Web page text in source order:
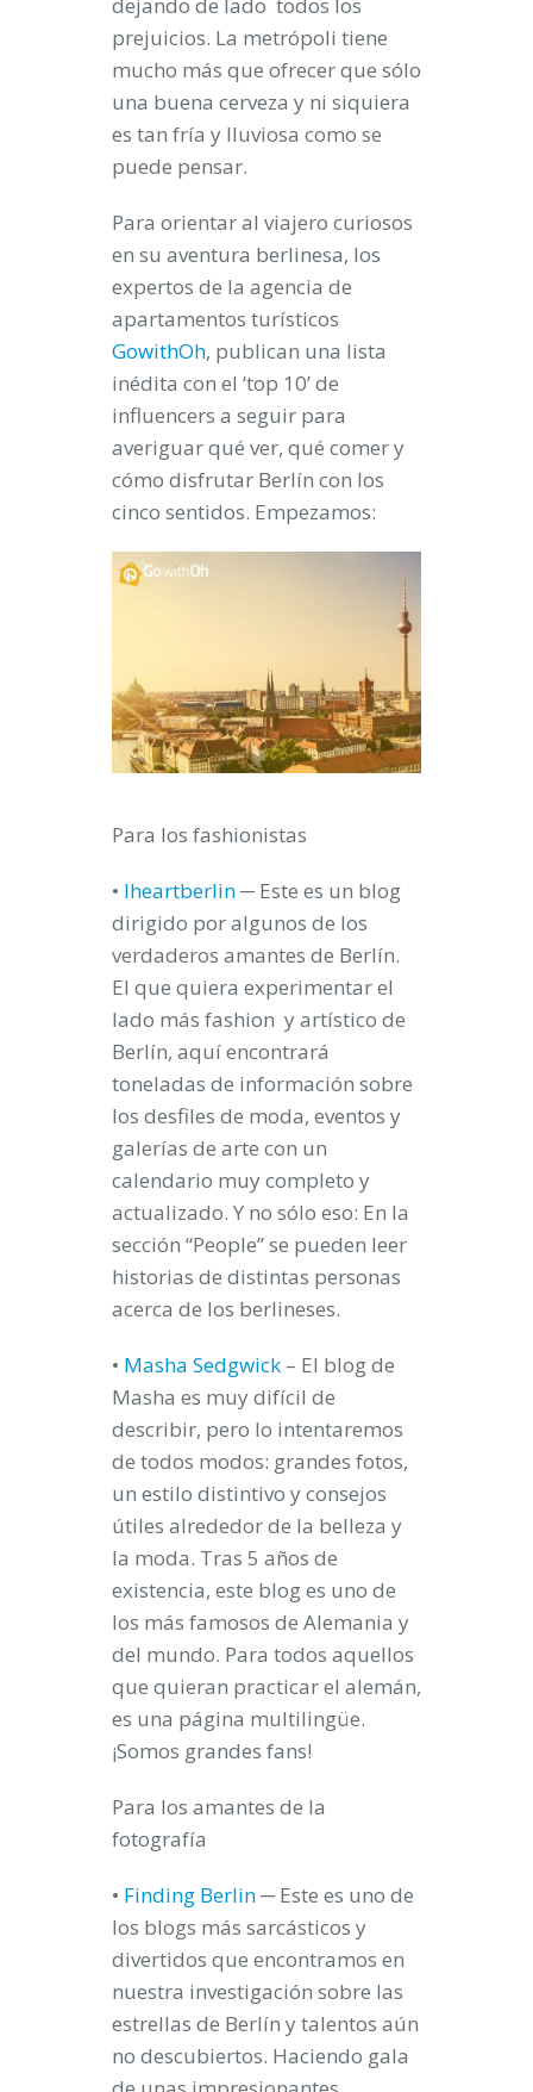
prejuicios. La metrópoli tiene
mucho más que ofrecer que sólo
una buena cerveza y ni siquiera
es tan fría y lluviosa como se
puede pensar.
Para orientar al viajero curiosos
en su aventura berlinesa, los
expertos de la agencia de
apartamentos turísticos
GowithOh, publican una lista
inédita con el ‘top 10’ de
influencers a seguir para
averiguar qué ver, qué comer y
cómo disfrutar Berlín con los
cinco sentidos. Empezamos:
Para los fashionistas
• Iheartberlin─ Este es un blog
dirigido por algunos de los
verdaderos amantes de Berlín.
El que quiera experimentar el
lado más fashion y artístico de
Berlín, aquí encontrará
toneladas de información sobre
los desfiles de moda, eventos y
galerías de arte con un
calendario muy completo y
actualizado. Y no sólo eso: En la
sección “People” se pueden leer
historias de distintas personas
acerca de los berlineses.
• Masha Sedgwick – El blog de
Masha es muy difícil de
describir, pero lo intentaremos
de todos modos: grandes fotos,
un estilo distintivo y consejos
útiles alrededor de la belleza y
la moda. Tras 5 años de
existencia, este blog es uno de
los más famosos de Alemania y
del mundo. Para todos aquellos
que quieran practicar el alemán,
es una página multilingüe.
¡Somos grandes fans!
Para los amantes de la
fotografía
• Finding Berlin─ Este es uno de
los blogs más sarcásticos y
divertidos que encontramos en
nuestra investigación sobre las
estrellas de Berlín y talentos aún
no descubiertos. Haciendo gala